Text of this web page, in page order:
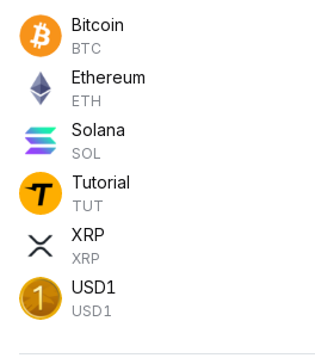
Bitcoin
BTC
Ethereum
ETH
Solana
SOL
Tutorial
TUT
XRP
XRP
USD1
USD1